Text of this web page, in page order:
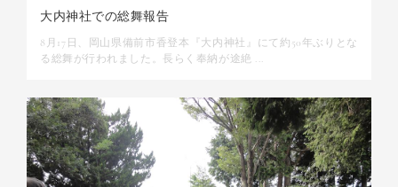
大内神社での総舞報告
8月17日、岡山県備前市香登本『大内神社』にて約50年ぶりとな
る総舞が行われました。長らく奉納が途絶 ...